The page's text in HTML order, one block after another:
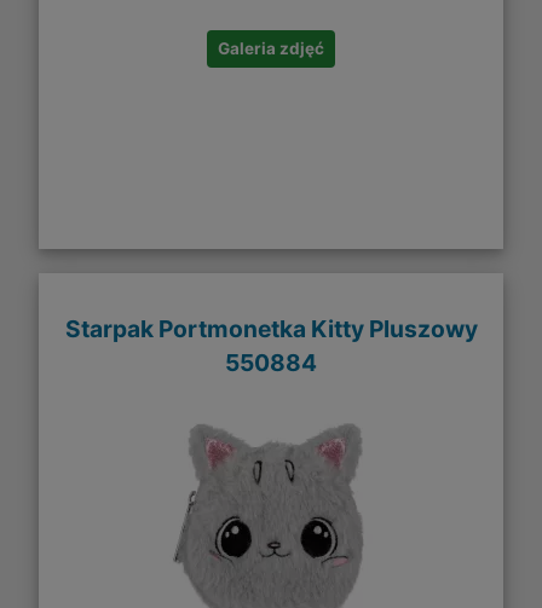
Galeria zdjęć
Starpak Portmonetka Kitty Pluszowy
550884